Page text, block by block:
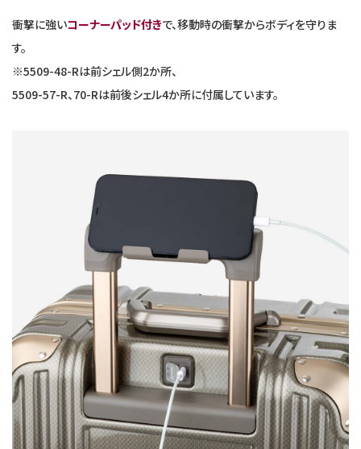
衝撃に強いコーナーパッド付きで、移動時の衝撃からボディを守りま
す。
※5509-48-Rは前シェル側2か所、
5509-57-R、70-Rは前後シェル4か所に付属しています。